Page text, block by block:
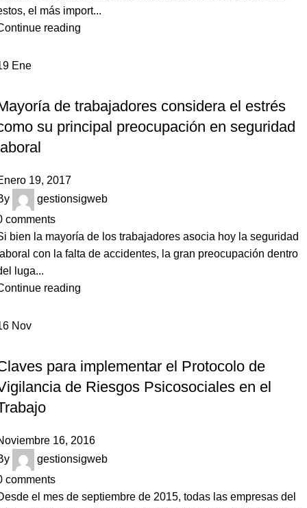
el más import...
reading
Ene
de trabajadores considera el estrés
su principal preocupación en seguridad
19, 2017
gestionsigweb
comments
bien la mayoría de los trabajadores asocia hoy la seguridad
con la falta de accidentes, la gran preocupación dentro
luga...
reading
Nov
para implementar el Protocolo de
de Riesgos Psicosociales en el
16, 2016
gestionsigweb
comments
el mes de septiembre de 2015, todas las empresas del